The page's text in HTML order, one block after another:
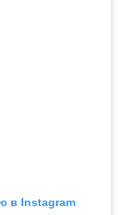
в Instagram